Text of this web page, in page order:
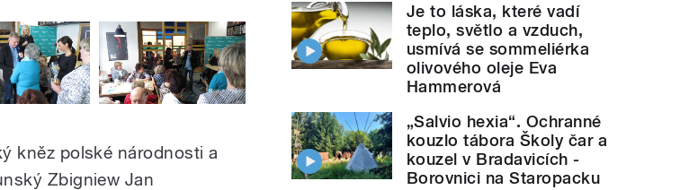
kněz polské národnosti a
Zbigniew Jan
Je to láska, které vadí
teplo, světlo a vzduch,
usmívá se sommeliérka
olivového oleje Eva
Hammerová
„Salvio hexia“. Ochranné
kouzlo tábora Školy čar a
kouzel v Bradavicích -
Borovnici na Staropacku